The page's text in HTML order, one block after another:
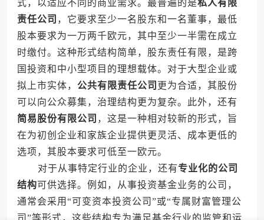
式，以适应不同的商业需求。最普遍的是私人有限
责任公司 ，它要求至少一名股东和一名董事，最低
股本要求为一万两千欧元，其中至少一半需在成立
时缴付。这种形式结构简单，股东责任有限，是跨
国投资和中小型项目的理想载体。对于大型企业或
拟上市实体， 公共有限责任公司 更为合适，其股份
可以向公众募集，治理结构更为复杂。此外，还有
简易股份有限公司 ，这是一种相对较新的形式，旨
在为初创企业和家族企业提供更灵活、成本更低的
选项，其股本要求可低至一欧元。
对于从事特定行业的企业，还有专业化的公司
结构可供选择。例如，从事投资基金业务的公司，
通常会采用“可变资本投资公司”或“专属财富管理公
司”等形式，这些结构专为满足基金行业的监管和运